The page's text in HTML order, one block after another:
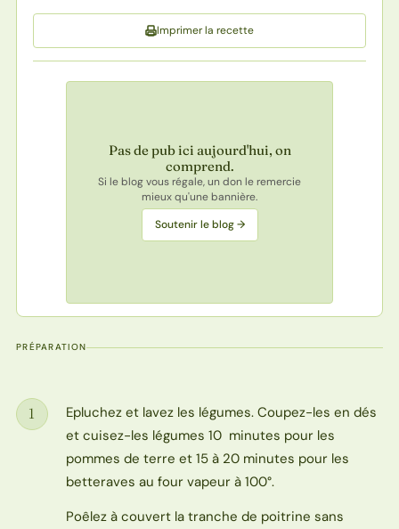
Imprimer la recette
Pas de pub ici aujourd'hui, on
comprend.
Si le blog vous régale, un don le remercie
mieux qu'une bannière.
Soutenir le blog →
PRÉPARATION
Étape
1
Epluchez et lavez les légumes. Coupez-les en dés
et cuisez-les légumes 10 minutes pour les
pommes de terre et 15 à 20 minutes pour les
betteraves au four vapeur à 100°.
Poêlez à couvert la tranche de poitrine sans